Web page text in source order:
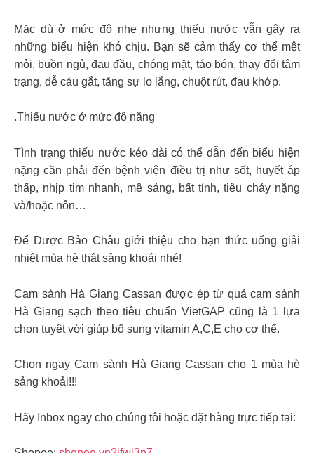
Mặc dù ở mức độ nhẹ nhưng thiếu nước vẫn gây ra
những biểu hiện khó chịu. Bạn sẽ cảm thấy cơ thể mệt
mỏi, buồn ngủ, đau đầu, chóng mặt, táo bón, thay đổi tâm
trạng, dễ cáu gắt, tăng sự lo lắng, chuột rút, đau khớp.
.Thiếu nước ở mức độ nặng
Tình trạng thiếu nước kéo dài có thể dẫn đến biểu hiện
nặng cần phải đến bệnh viện điều trị như sốt, huyết áp
thấp, nhịp tim nhanh, mê sảng, bất tỉnh, tiêu chảy nặng
và/hoặc nôn…
Để Dược Bảo Châu giới thiệu cho bạn thức uống giải
nhiệt mùa hè thật sảng khoái nhé!
Cam sành Hà Giang Cassan được ép từ quả cam sành
Hà Giang sạch theo tiêu chuẩn VietGAP cũng là 1 lựa
chọn tuyệt vời giúp bổ sung vitamin A,C,E cho cơ thể.
Chọn ngay Cam sành Hà Giang Cassan cho 1 mùa hè
sảng khoải!!!
Hãy Inbox ngay cho chúng tôi hoặc đặt hàng trực tiếp tại: